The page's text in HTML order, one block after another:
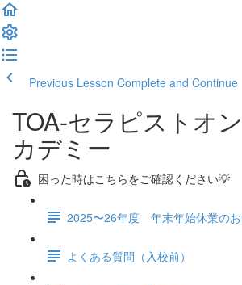
Previous Lesson Complete and Continue
TOA-セラピストオ
カデミー
困った時はこちらをご確認ください💡
2025〜26年度 年末年始休業の
よくある質問（入校前）